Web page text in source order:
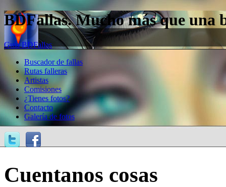
BDFallas. Mucho más que una
Guía BDFallas
Buscador de fallas
Rutas falleras
Artistas
Comisiones
¿Tienes fotos?
Contacto
Galería de fotos
Cuentanos cosas